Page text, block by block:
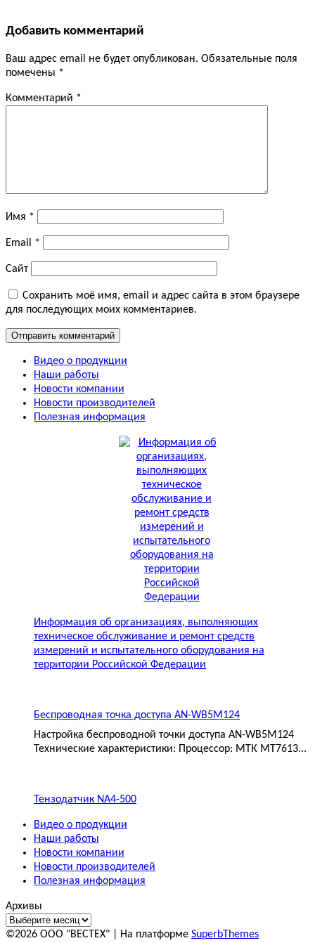
Добавить комментарий
Ваш адрес email не будет опубликован. Обязательные поля
помечены *
Комментарий *
Имя *
Email *
Сайт
Сохранить моё имя, email и адрес сайта в этом браузере
для последующих моих комментариев.
Видео о продукции
Наши работы
Новости компании
Новости производителей
Полезная информация
Информация об организациях, выполняющих
техническое обслуживание и ремонт средств
измерений и испытательного оборудования на
территории Российской Федерации
Беспроводная точка доступа AN-WB5M124
Настройка беспроводной точки доступа AN-WB5M124
Технические характеристики: Процессор: МТК MT7613...
Тензодатчик NA4-500
Видео о продукции
Наши работы
Новости компании
Новости производителей
Полезная информация
Архивы
©2026 ООО "ВЕСТЕХ" | На платформе SuperbThemes